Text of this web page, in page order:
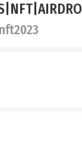
PROJECTS️